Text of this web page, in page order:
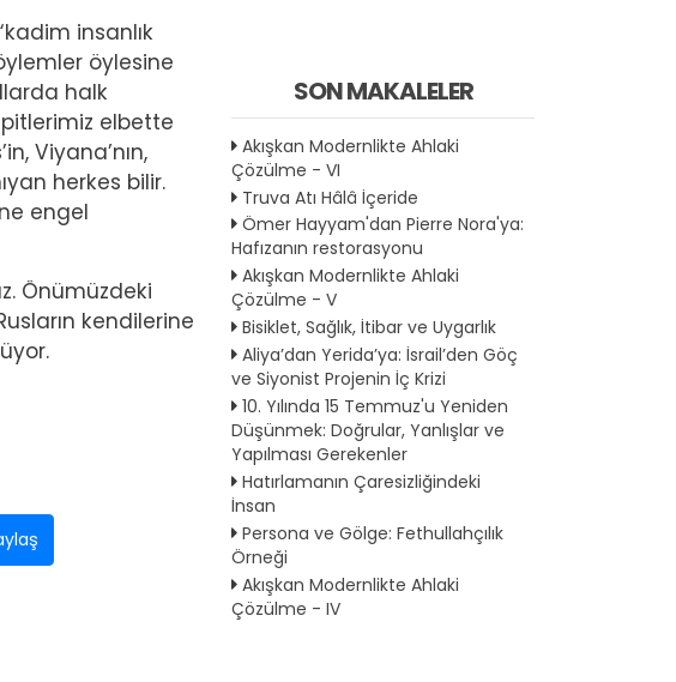
insanlık
öylesine
halk
elbette
Viyana’nın,
herkes bilir.
engel
Önümüzdeki
kendilerine
SON MAKALELER
Akışkan Modernlikte Ahlaki
Çözülme - VI
Truva Atı Hâlâ İçeride
Ömer Hayyam'dan Pierre Nora'ya:
Hafızanın restorasyonu
Akışkan Modernlikte Ahlaki
Çözülme - V
Bisiklet, Sağlık, İtibar ve Uygarlık
Aliya’dan Yerida’ya: İsrail’den Göç
ve Siyonist Projenin İç Krizi
10. Yılında 15 Temmuz'u Yeniden
Düşünmek: Doğrular, Yanlışlar ve
Yapılması Gerekenler
Hatırlamanın Çaresizliğindeki
İnsan
Persona ve Gölge: Fethullahçılık
Örneği
Akışkan Modernlikte Ahlaki
Çözülme - IV